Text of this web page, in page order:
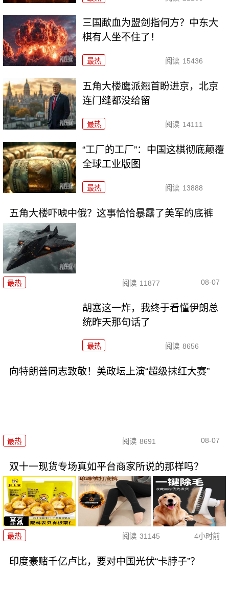
三国歃血为盟剑指何方？中东大
棋有人坐不住了！
最热 阅读 15436
五角大楼鹰派翘首盼进京，北京
连门缝都没给留
最热 阅读 14111
“工厂的工厂”：中国这棋彻底颠覆
全球工业版图
最热 阅读 13888
五角大楼吓唬中俄？这事恰恰暴露了美军的底裤
最热 阅读 11877 08-07
胡塞这一炸，我终于看懂伊朗总
统昨天那句话了
最热 阅读 8656
向特朗普同志致敬！美政坛上演“超级抹红大赛”
最热 阅读 8691 08-07
双十一现货专场真如平台商家所说的那样吗？
最热 阅读 31145 4小时前
印度豪赌千亿卢比，要对中国光伏“卡脖子”？